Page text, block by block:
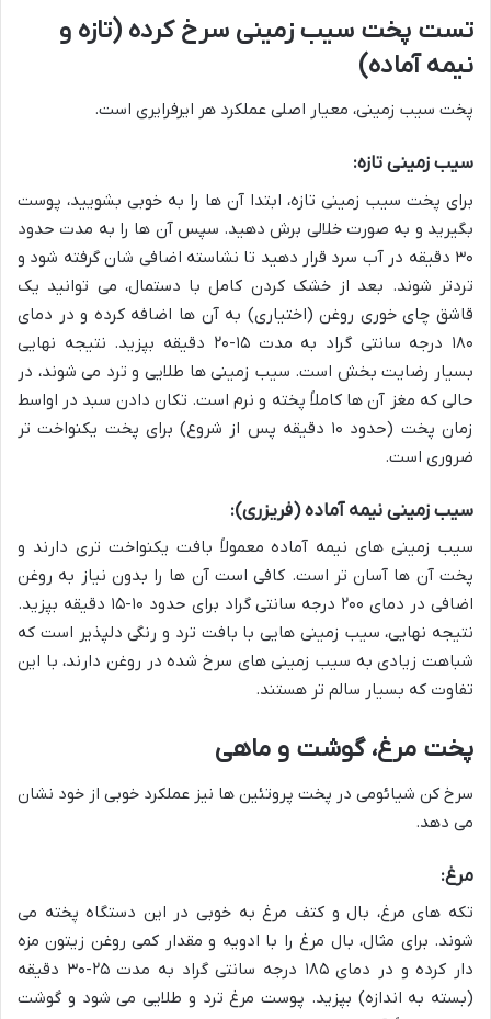
تست پخت سیب زمینی سرخ کرده (تازه و
نیمه آماده)
پخت سیب زمینی، معیار اصلی عملکرد هر ایرفرایری است.
سیب زمینی تازه:
برای پخت سیب زمینی تازه، ابتدا آن ها را به خوبی بشویید، پوست
بگیرید و به صورت خلالی برش دهید. سپس آن ها را به مدت حدود
۳۰ دقیقه در آب سرد قرار دهید تا نشاسته اضافی شان گرفته شود و
تردتر شوند. بعد از خشک کردن کامل با دستمال، می توانید یک
قاشق چای خوری روغن (اختیاری) به آن ها اضافه کرده و در دمای
۱۸۰ درجه سانتی گراد به مدت ۱۵-۲۰ دقیقه بپزید. نتیجه نهایی
بسیار رضایت بخش است. سیب زمینی ها طلایی و ترد می شوند، در
حالی که مغز آن ها کاملاً پخته و نرم است. تکان دادن سبد در اواسط
زمان پخت (حدود ۱۰ دقیقه پس از شروع) برای پخت یکنواخت تر
ضروری است.
سیب زمینی نیمه آماده (فریزری):
سیب زمینی های نیمه آماده معمولاً بافت یکنواخت تری دارند و
پخت آن ها آسان تر است. کافی است آن ها را بدون نیاز به روغن
اضافی در دمای ۲۰۰ درجه سانتی گراد برای حدود ۱۰-۱۵ دقیقه بپزید.
نتیجه نهایی، سیب زمینی هایی با بافت ترد و رنگی دلپذیر است که
شباهت زیادی به سیب زمینی های سرخ شده در روغن دارند، با این
تفاوت که بسیار سالم تر هستند.
پخت مرغ، گوشت و ماهی
سرخ کن شیائومی در پخت پروتئین ها نیز عملکرد خوبی از خود نشان
می دهد.
مرغ:
تکه های مرغ، بال و کتف مرغ به خوبی در این دستگاه پخته می
شوند. برای مثال، بال مرغ را با ادویه و مقدار کمی روغن زیتون مزه
دار کرده و در دمای ۱۸۵ درجه سانتی گراد به مدت ۲۵-۳۰ دقیقه
(بسته به اندازه) بپزید. پوست مرغ ترد و طلایی می شود و گوشت